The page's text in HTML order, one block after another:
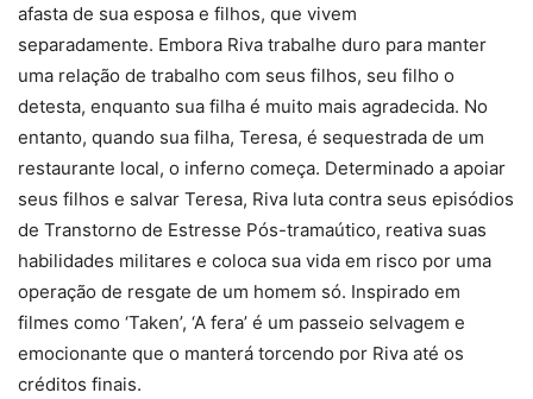
afasta de sua esposa e filhos, que vivem
separadamente. Embora Riva trabalhe duro para manter
uma relação de trabalho com seus filhos, seu filho o
detesta, enquanto sua filha é muito mais agradecida. No
entanto, quando sua filha, Teresa, é sequestrada de um
restaurante local, o inferno começa. Determinado a apoiar
seus filhos e salvar Teresa, Riva luta contra seus episódios
de Transtorno de Estresse Pós-tramaútico, reativa suas
habilidades militares e coloca sua vida em risco por uma
operação de resgate de um homem só. Inspirado em
filmes como ‘Taken’, ‘A fera’ é um passeio selvagem e
emocionante que o manterá torcendo por Riva até os
créditos finais.